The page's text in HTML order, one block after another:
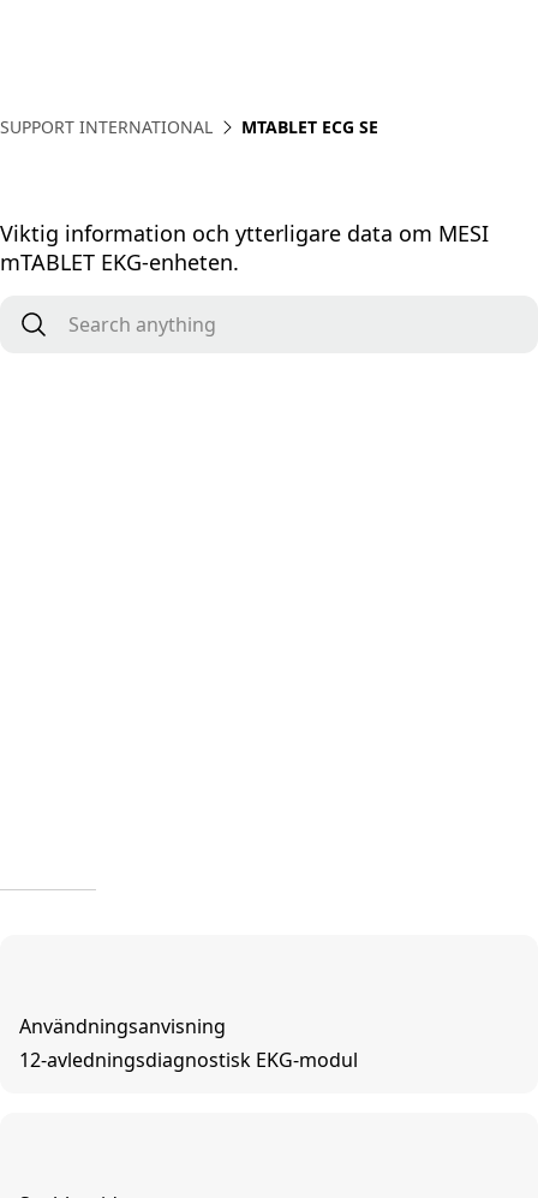
SUPPORT INTERNATIONAL MTABLET ECG SE
Viktig information och ytterligare data om MESI
mTABLET EKG-enheten.
Användningsanvisning
12-avledningsdiagnostisk EKG-modul